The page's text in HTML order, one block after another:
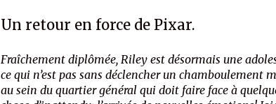
Un retour en force de Pixar.
Fraîchement diplômée, Riley est désormais une
ce qui n’est pas sans déclencher un chamboulement
au sein du quartier général qui doit faire face à